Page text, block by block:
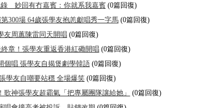
錄 妙回有冇嘉賓：你就系我嘉賓(0篇回復)
300場 64歲張學友抱恙獻唱秀一字馬(0篇回復)
友周蕙陳雷同天開唱(0篇回復)
終章！張學友重返香港紅磡開唱(0篇回復)
個唱 張學友自揭煲劇學韓語(0篇回復)
學友自嘲要站穩 全場爆笑(0篇回復)
歌神張學友超霸氣「把專屬團隊讓給她」
(0篇回復)